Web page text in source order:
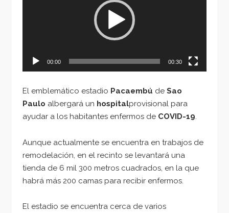
00:00 00:30
El emblemático estadio Pacaembú de Sao
Paulo albergará un hospitalprovisional para
ayudar a los habitantes enfermos de COVID-19.
Aunque actualmente se encuentra en trabajos de
remodelación, en el recinto se levantará una
tienda de 6 mil 300 metros cuadrados, en la que
habrá más 200 camas para recibir enfermos.
El estadio se encuentra cerca de varios